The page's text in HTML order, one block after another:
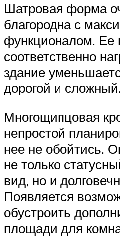
Шатровая форма
благородна с
функционалом. Ее
соответственно
здание
дорогой и сложный.
Многощипцовая
непростой
нее не обойтись.
не только
вид, но и
Появляется
обустроить
площади для